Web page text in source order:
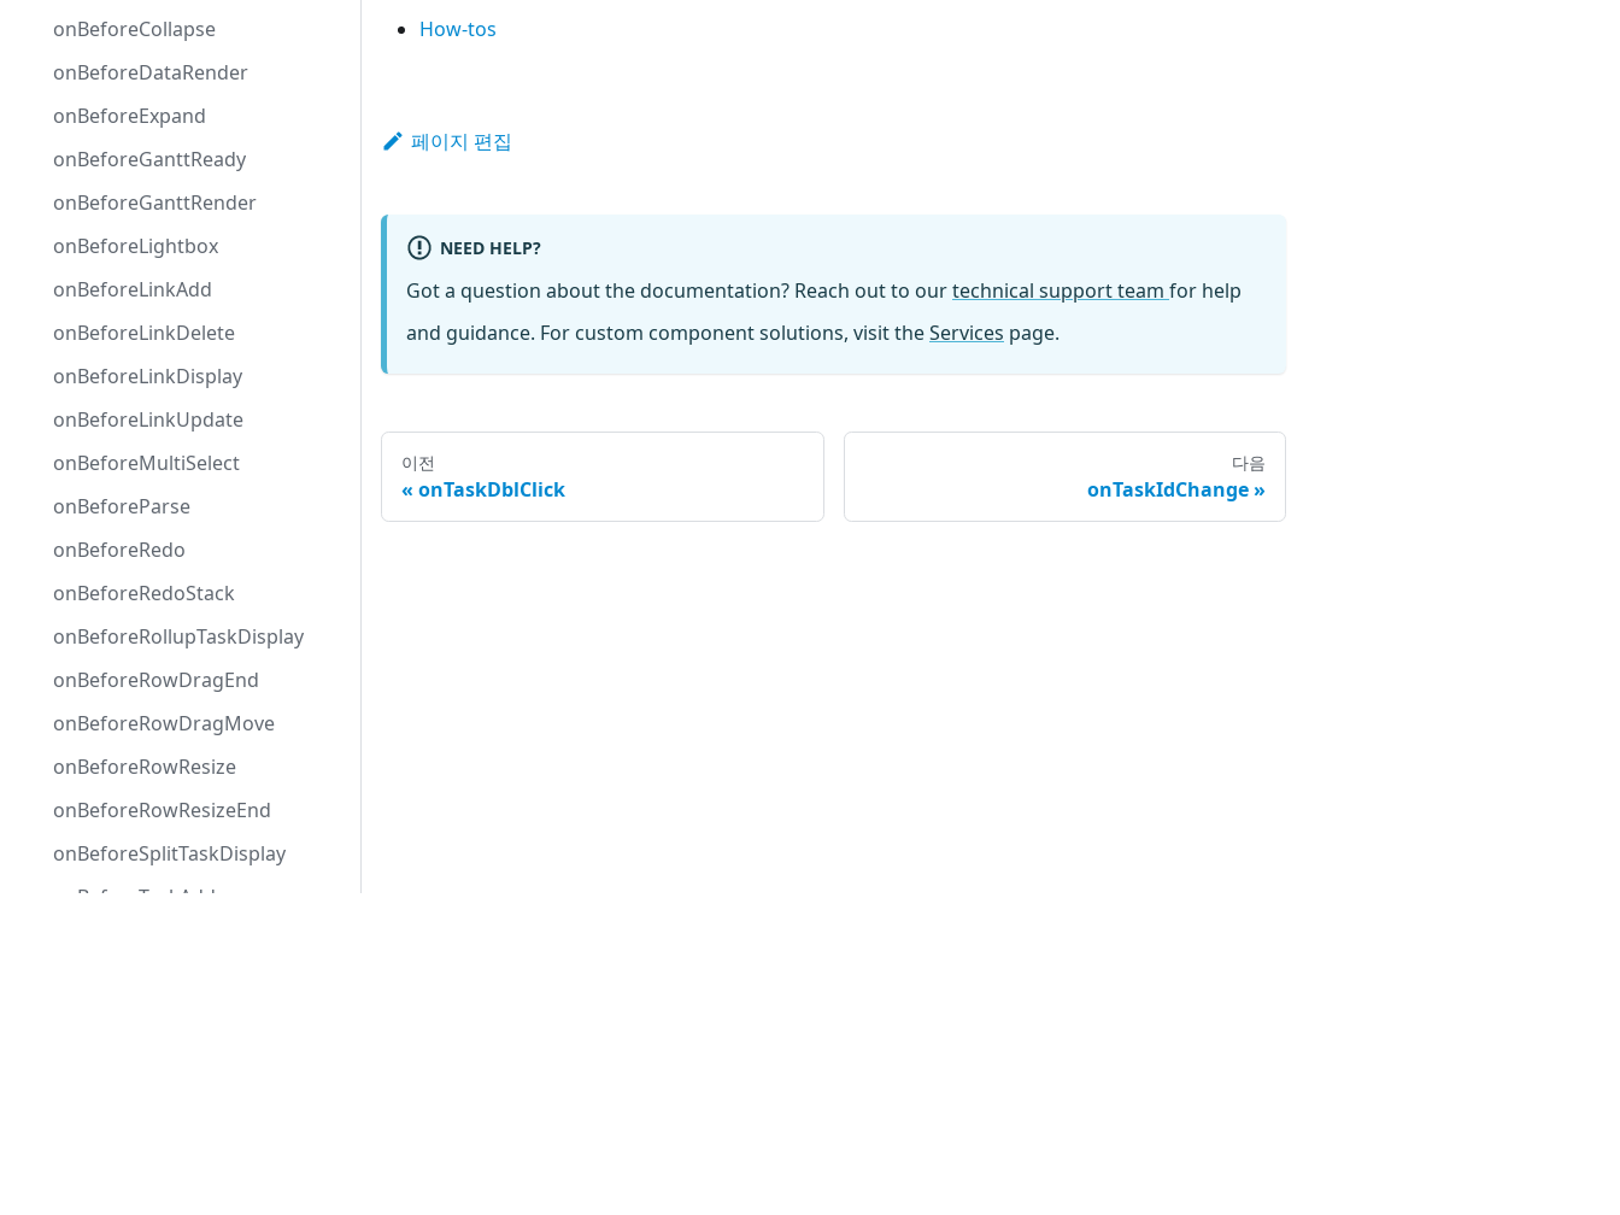
onBeforeCollapse
onBeforeDataRender
onBeforeExpand
onBeforeGanttReady
onBeforeGanttRender
onBeforeLightbox
onBeforeLinkAdd
onBeforeLinkDelete
onBeforeLinkDisplay
onBeforeLinkUpdate
onBeforeMultiSelect
onBeforeParse
onBeforeRedo
onBeforeRedoStack
onBeforeRollupTaskDisplay
onBeforeRowDragEnd
onBeforeRowDragMove
onBeforeRowResize
onBeforeRowResizeEnd
onBeforeSplitTaskDisplay
onBeforeTaskAdd
How-tos
페이지 편집
NEED HELP?
Got a question about the documentation? Reach out to ourtechnical support team for help
and guidance. For custom component solutions, visit theServices page.
이전
onTaskDblClick
다음
onTaskIdChange